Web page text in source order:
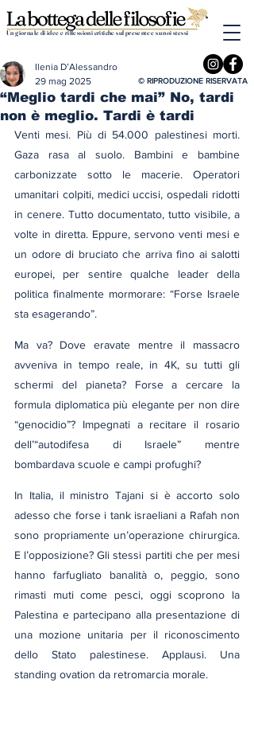
Un giornale di idee e riflessioni critiche sul presente e su noi stessi
“Meglio tardi che mai” No, tardi
non è meglio. Tardi è tardi
Ilenia D’Alessandro
29 mag 2025
Venti mesi. Più di 54.000 palestinesi morti.
Gaza rasa al suolo. Bambini e bambine
carbonizzate sotto le macerie. Operatori
umanitari colpiti, medici uccisi, ospedali ridotti
in cenere. Tutto documentato, tutto visibile, a
volte in diretta. Eppure, servono venti mesi e
un odore di bruciato che arriva fino ai salotti
europei, per sentire qualche leader della
politica finalmente mormorare: “Forse Israele
sta esagerando”.
Ma va? Dove eravate mentre il massacro
avveniva in tempo reale, in 4K, su tutti gli
schermi del pianeta? Forse a cercare la
formula diplomatica più elegante per non dire
“genocidio”? Impegnati a recitare il rosario
dell’“autodifesa di Israele” mentre
bombardava scuole e campi profughi?
In Italia, il ministro Tajani si è accorto solo
adesso che forse i tank israeliani a Rafah non
sono propriamente un’operazione chirurgica.
E l’opposizione? Gli stessi partiti che per mesi
hanno farfugliato banalità o, peggio, sono
rimasti muti come pesci, oggi scoprono la
Palestina e partecipano alla presentazione di
una mozione unitaria per il riconoscimento
dello Stato palestinese. Applausi. Una
standing ovation da retromarcia morale.
© RIPRODUZIONE RISERVATA